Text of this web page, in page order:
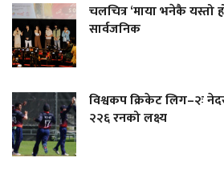
चलचित्र ‘माया भनेकै यस्तो
सार्वजनिक
विश्वकप क्रिकेट लिग–२ः
२२६ रनको लक्ष्य